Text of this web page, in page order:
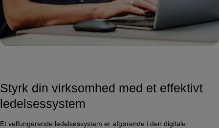
Styrk din virksomhed med et effektivt
ledelsessystem
Et velfungerende ledelsessystem er afgørende i den digitale